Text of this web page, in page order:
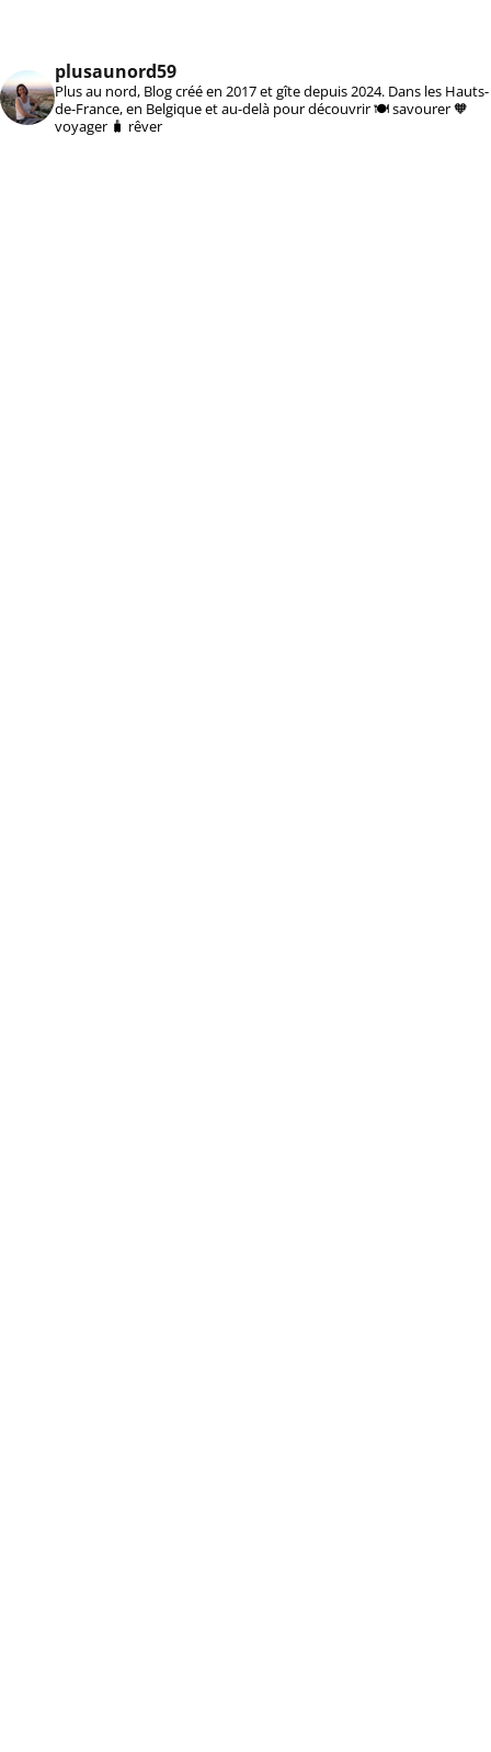
plusaunord59
Plus au nord, Blog créé en 2017 et gîte depuis 2024. Dans les Hauts-
de-France, en Belgique et au-delà pour découvrir 🍽️ savourer 🧡
voyager 🧳 rêver